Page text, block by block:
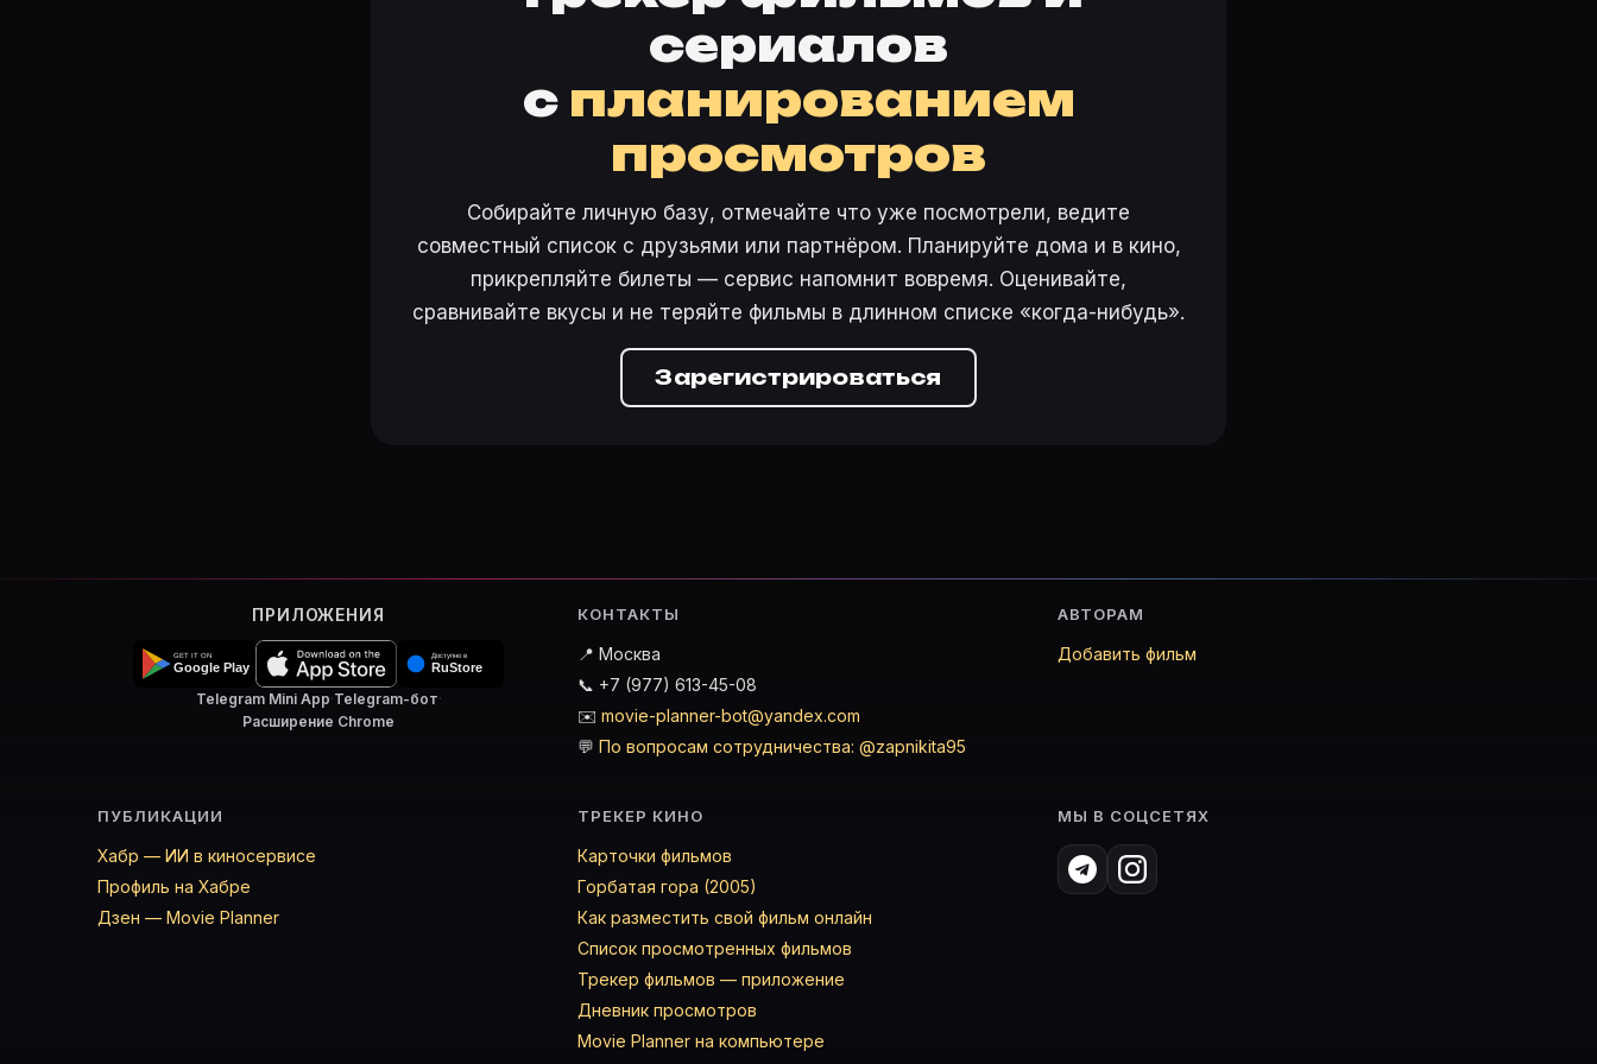
сериалов
с планированием
просмотров
Собирайте личную базу, отмечайте что уже посмотрели, ведите
совместный список с друзьями или партнёром. Планируйте дома и в кино,
прикрепляйте билеты — сервис напомнит вовремя. Оценивайте,
сравнивайте вкусы и не теряйте фильмы в длинном списке «когда-нибудь».
Зарегистрироваться
ПРИЛОЖЕНИЯ
Telegram Mini App·Telegram-бот·
Расширение Chrome
КОНТАКТЫ
📍 Москва
📞 +7 (977) 613-45-08
✉️ movie-planner-bot@yandex.com
💬 По вопросам сотрудничества: @zapnikita95
АВТОРАМ
Добавить фильм
ПУБЛИКАЦИИ
Хабр — ИИ в киносервисе
Профиль на Хабре
Дзен — Movie Planner
ТРЕКЕР КИНО
Карточки фильмов
Горбатая гора (2005)
Как разместить свой фильм онлайн
Список просмотренных фильмов
Трекер фильмов — приложение
Дневник просмотров
Movie Planner на компьютере
МЫ В СОЦСЕТЯХ